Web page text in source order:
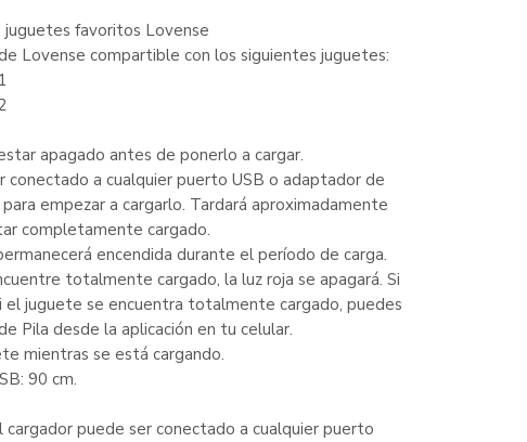
juguetes favoritos Lovense
Lovense compartible con los siguientes juguetes:
apagado antes de ponerlo a cargar.
conectado a cualquier puerto USB o adaptador de
empezar a cargarlo. Tardará aproximadamente
completamente cargado.
encendida durante el período de carga.
totalmente cargado, la luz roja se apagará. Si
el juguete se encuentra totalmente cargado, puedes
Pila desde la aplicación en tu celular.
mientras se está cargando.
90 cm.
cargador puede ser conectado a cualquier puerto